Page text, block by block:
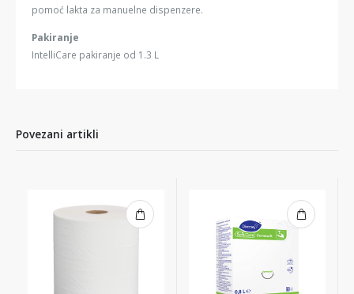
pomoć lakta za manuelne dispenzere.
Pakiranje
IntelliCare pakiranje od 1.3 L
Povezani artikli